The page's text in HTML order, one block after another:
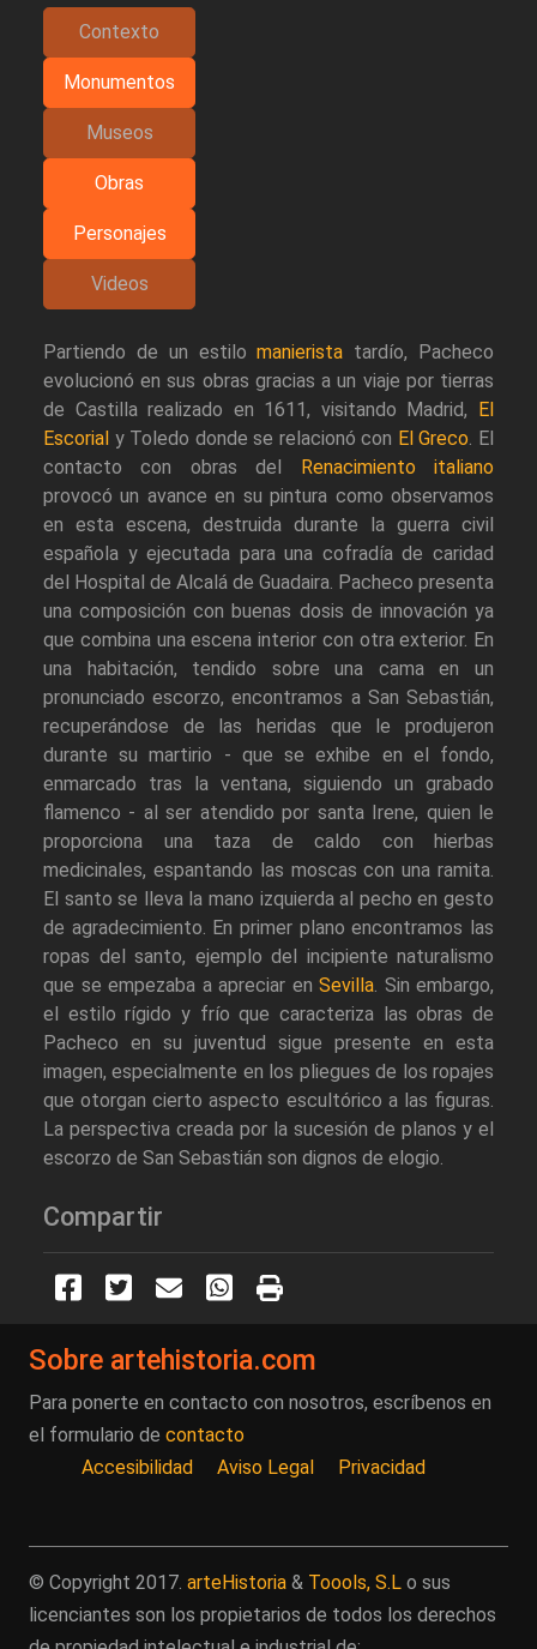
Contexto
Monumentos
Museos
Obras
Personajes
Videos
Partiendo de un estilomanierista tardío, Pacheco
evolucionó en sus obras gracias a un viaje por tierras
de Castilla realizado en 1611, visitando Madrid, El
Escorial y Toledo donde se relacionó con El Greco. El
contacto con obras del Renacimiento italiano
provocó un avance en su pintura como observamos
en esta escena, destruida durante la guerra civil
española y ejecutada para una cofradía de caridad
del Hospital de Alcalá de Guadaira. Pacheco presenta
una composición con buenas dosis de innovación ya
que combina una escena interior con otra exterior. En
una habitación, tendido sobre una cama en un
pronunciado escorzo, encontramos a San Sebastián,
recuperándose de las heridas que le produjeron
durante su martirio - que se exhibe en el fondo,
enmarcado tras la ventana, siguiendo un grabado
flamenco - al ser atendido por santa Irene, quien le
proporciona una taza de caldo con hierbas
medicinales, espantando las moscas con una ramita.
El santo se lleva la mano izquierda al pecho en gesto
de agradecimiento. En primer plano encontramos las
ropas del santo, ejemplo del incipiente naturalismo
que se empezaba a apreciar en Sevilla. Sin embargo,
el estilo rígido y frío que caracteriza las obras de
Pacheco en su juventud sigue presente en esta
imagen, especialmente en los pliegues de los ropajes
que otorgan cierto aspecto escultórico a las figuras.
La perspectiva creada por la sucesión de planos y el
escorzo de San Sebastián son dignos de elogio.
Compartir
Sobre artehistoria.com
Para ponerte en contacto con nosotros, escríbenos en
el formulario de contacto
Accesibilidad
Aviso Legal Privacidad
© Copyright 2017. arteHistoria & Toools, S.L o sus
licenciantes son los propietarios de todos los derechos